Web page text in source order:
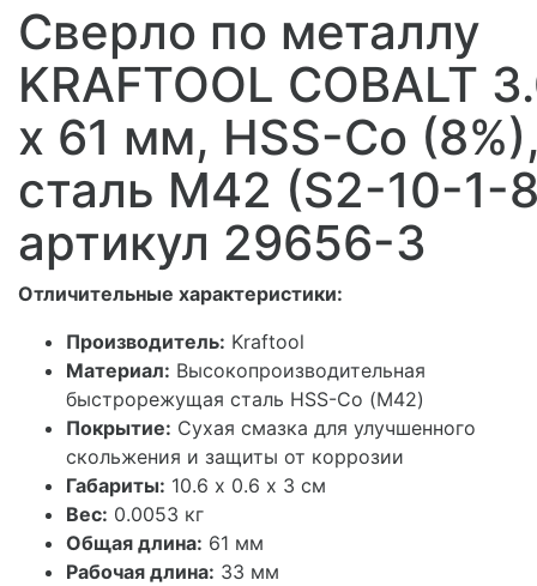
Сверло по металлу
KRAFTOOL COBALT
х 61 мм, HSS-Co
сталь М42 (S2-10-1-
артикул 29656-3
Отличительные характеристики:
Производитель: Kraftool
Материал: Высокопроизводительная
быстрорежущая сталь HSS-Co (М42)
Покрытие: Сухая смазка для улучшенного
скольжения и защиты от коррозии
Габариты: 10.6 х 0.6 х 3 см
Вес: 0.0053 кг
Общая длина: 61 мм
Рабочая длина: 33 мм